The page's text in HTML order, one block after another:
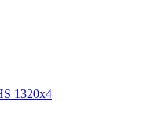
1320х4